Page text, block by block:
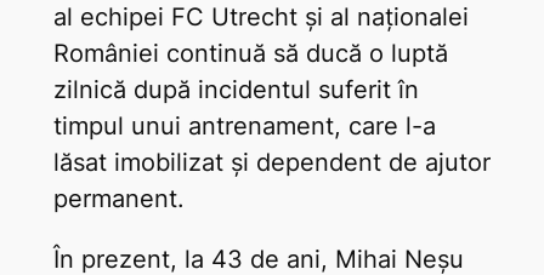
al echipei FC Utrecht și al naționalei
României continuă să ducă o luptă
zilnică după incidentul suferit în
timpul unui antrenament, care l-a
lăsat imobilizat și dependent de ajutor
permanent.
În prezent, la 43 de ani, Mihai Neșu